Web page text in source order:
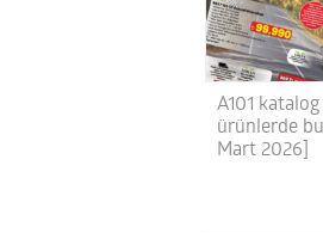
A101
ürünlerde
Mart 2026]